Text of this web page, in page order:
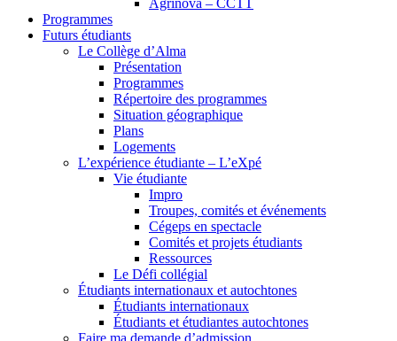
Programmes
Futurs étudiants
Le Collège d’Alma
Présentation
Programmes
Répertoire des programmes
Situation géographique
Plans
Logements
L’expérience étudiante – L’eXpé
Vie étudiante
Impro
Troupes, comités et événements
Cégeps en spectacle
Comités et projets étudiants
Ressources
Le Défi collégial
Étudiants internationaux et autochtones
Étudiants internationaux
Étudiants et étudiantes autochtones
Faire ma demande d’admission